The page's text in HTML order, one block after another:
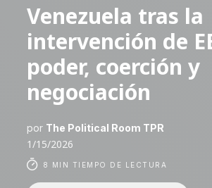
Venezuela tras la
intervención de
poder, coerción y
negociación
por The Political Room TPR
1/15/2026
8 MIN TIEMPO DE LECTURA